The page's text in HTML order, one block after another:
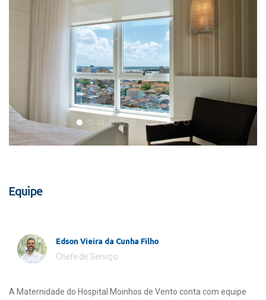
Equipe
Edson Vieira da Cunha Filho
Chefe de Serviço
A Maternidade do Hospital Moinhos de Vento conta com equipe